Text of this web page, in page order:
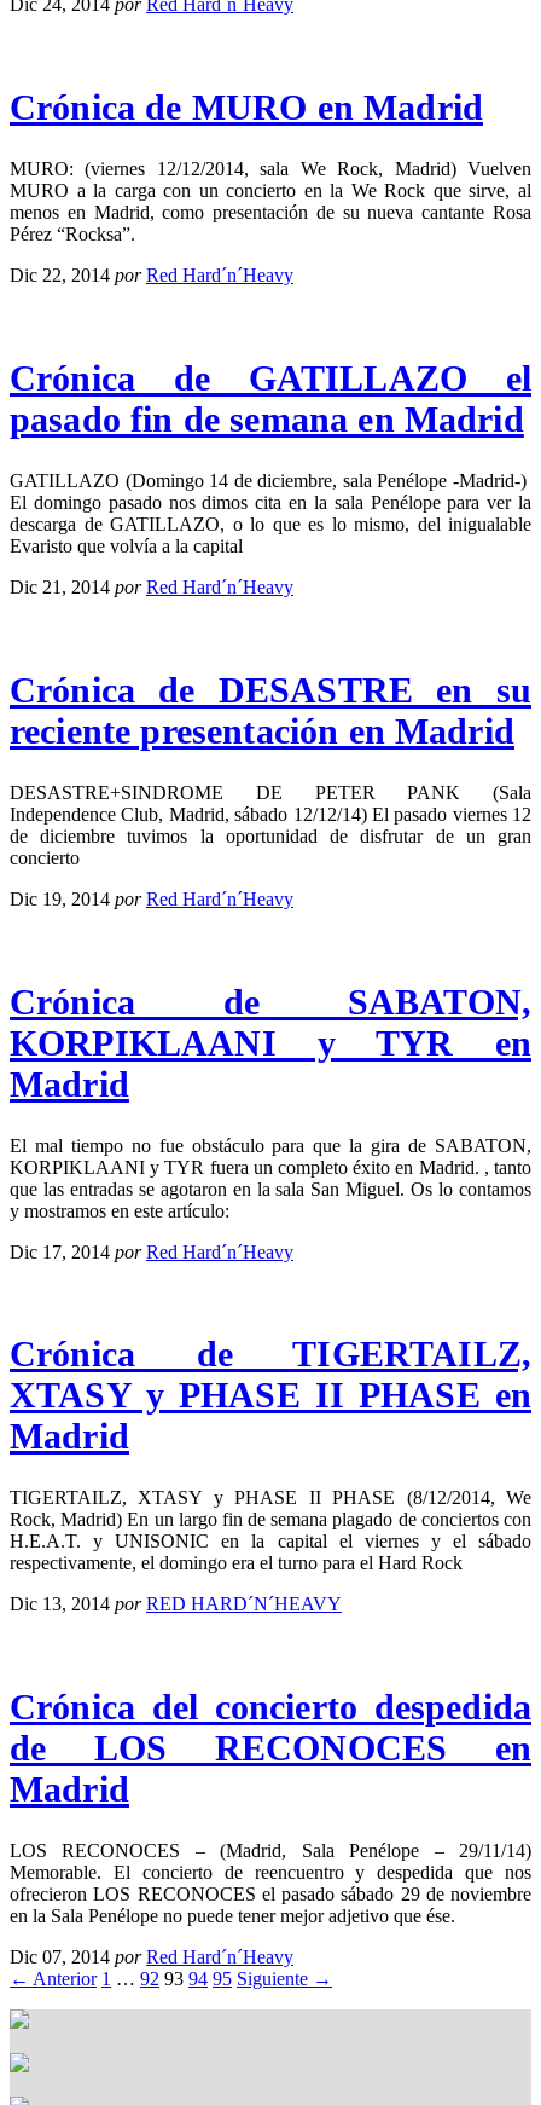
Dic 24, 2014 por Red Hard´n´Heavy
Crónica de MURO en Madrid
MURO: (viernes 12/12/2014, sala We Rock, Madrid) Vuelven
MURO a la carga con un concierto en la We Rock que sirve, al
menos en Madrid, como presentación de su nueva cantante Rosa
Pérez “Rocksa”.
Dic 22, 2014 por Red Hard´n´Heavy
Crónica de GATILLAZO el
pasado fin de semana en Madrid
GATILLAZO (Domingo 14 de diciembre, sala Penélope -Madrid-)
El domingo pasado nos dimos cita en la sala Penélope para ver la
descarga de GATILLAZO, o lo que es lo mismo, del inigualable
Evaristo que volvía a la capital
Dic 21, 2014 por Red Hard´n´Heavy
Crónica de DESASTRE en su
reciente presentación en Madrid
DESASTRE+SINDROME DE PETER PANK (Sala
Independence Club, Madrid, sábado 12/12/14) El pasado viernes 12
de diciembre tuvimos la oportunidad de disfrutar de un gran
concierto
Dic 19, 2014 por Red Hard´n´Heavy
Crónica de SABATON,
KORPIKLAANI y TYR en
Madrid
El mal tiempo no fue obstáculo para que la gira de SABATON,
KORPIKLAANI y TYR fuera un completo éxito en Madrid. , tanto
que las entradas se agotaron en la sala San Miguel. Os lo contamos
y mostramos en este artículo:
Dic 17, 2014 por Red Hard´n´Heavy
Crónica de TIGERTAILZ,
XTASY y PHASE II PHASE en
Madrid
TIGERTAILZ, XTASY y PHASE II PHASE (8/12/2014, We
Rock, Madrid) En un largo fin de semana plagado de conciertos con
H.E.A.T. y UNISONIC en la capital el viernes y el sábado
respectivamente, el domingo era el turno para el Hard Rock
Dic 13, 2014 por RED HARD´N´HEAVY
Crónica del concierto despedida
de LOS RECONOCES en
Madrid
LOS RECONOCES – (Madrid, Sala Penélope – 29/11/14)
Memorable. El concierto de reencuentro y despedida que nos
ofrecieron LOS RECONOCES el pasado sábado 29 de noviembre
en la Sala Penélope no puede tener mejor adjetivo que ése.
Dic 07, 2014 por Red Hard´n´Heavy
← Anterior 1 … 92 93 94 95 Siguiente →